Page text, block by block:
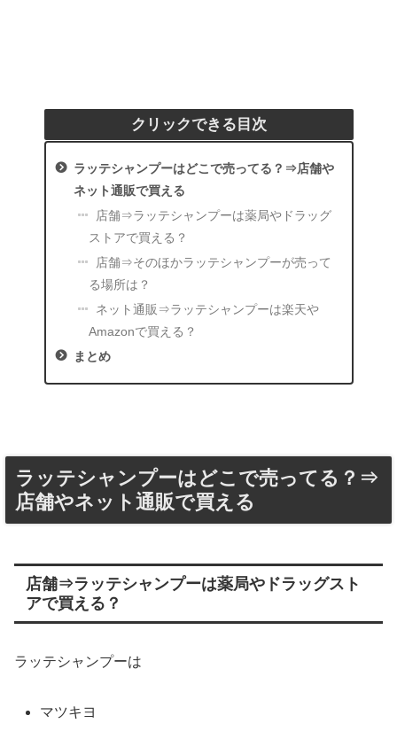
クリックできる目次
ラッテシャンプーはどこで売ってる？⇒店舗や
ネット通販で買える
店舗⇒ラッテシャンプーは薬局やドラッグ
ストアで買える？
店舗⇒そのほかラッテシャンプーが売って
る場所は？
ネット通販⇒ラッテシャンプーは楽天や
Amazonで買える？
まとめ
ラッテシャンプーはどこで売ってる？⇒
店舗やネット通販で買える
店舗⇒ラッテシャンプーは薬局やドラッグスト
アで買える？
ラッテシャンプーは
マツキヨ